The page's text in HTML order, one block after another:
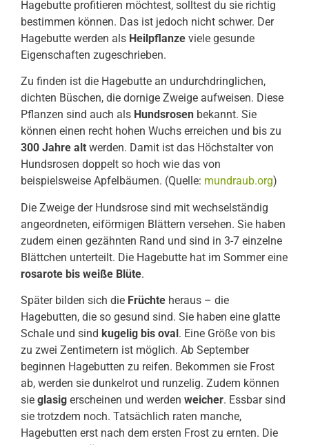
Hagebutte profitieren möchtest, solltest du sie richtig
bestimmen können. Das ist jedoch nicht schwer. Der
Hagebutte werden als Heilpflanze viele gesunde
Eigenschaften zugeschrieben.
Zu finden ist die Hagebutte an undurchdringlichen,
dichten Büschen, die dornige Zweige aufweisen. Diese
Pflanzen sind auch als Hundsrosen bekannt. Sie
können einen recht hohen Wuchs erreichen und bis zu
300 Jahre alt werden. Damit ist das Höchstalter von
Hundsrosen doppelt so hoch wie das von
beispielsweise Apfelbäumen. (Quelle: mundraub.org)
Die Zweige der Hundsrose sind mit wechselständig
angeordneten, eiförmigen Blättern versehen. Sie haben
zudem einen gezähnten Rand und sind in 3-7 einzelne
Blättchen unterteilt. Die Hagebutte hat im Sommer eine
rosarote bis weiße Blüte.
Später bilden sich die Früchte heraus – die
Hagebutten, die so gesund sind. Sie haben eine glatte
Schale und sind kugelig bis oval. Eine Größe von bis
zu zwei Zentimetern ist möglich. Ab September
beginnen Hagebutten zu reifen. Bekommen sie Frost
ab, werden sie dunkelrot und runzelig. Zudem können
sie glasig erscheinen und werden weicher. Essbar sind
sie trotzdem noch. Tatsächlich raten manche,
Hagebutten erst nach dem ersten Frost zu ernten. Die